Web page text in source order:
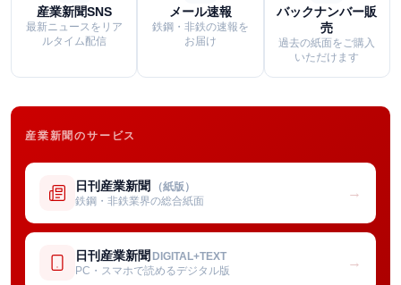
産業新聞SNS
最新ニュースをリア
ルタイム配信
メール速報
鉄鋼・非鉄の速報を
お届け
バックナンバー販
売
過去の紙面をご購入
いただけます
産業新聞のサービス
日刊産業新聞 （紙版）
鉄鋼・非鉄業界の総合紙面
→
日刊産業新聞 DIGITAL+TEXT
PC・スマホで読めるデジタル版
→